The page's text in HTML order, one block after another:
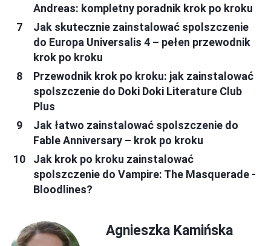
Andreas: kompletny poradnik krok po kroku
Jak skutecznie zainstalować spolszczenie
do Europa Universalis 4 – pełen przewodnik
krok po kroku
Przewodnik krok po kroku: jak zainstalować
spolszczenie do Doki Doki Literature Club
Plus
Jak łatwo zainstalować spolszczenie do
Fable Anniversary – krok po kroku
Jak krok po kroku zainstalować
spolszczenie do Vampire: The Masquerade -
Bloodlines?
Agnieszka Kamińska